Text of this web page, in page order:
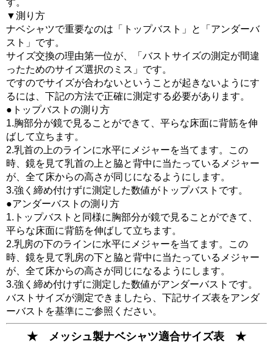
す。
▼測り方
ナベシャツで重要なのは「トップバスト」と「アンダーバ
スト」です。
サイズ交換の理由第一位が、「バストサイズの測定が間違
ったためのサイズ選択のミス」です。
ですのでサイズが合わないということが起きないようにす
るには、下記の方法で正確に測定する必要があります。
●トップバストの測り方
1.胸部分が鏡で見ることができて、平らな床面に背筋を伸
ばして立ちます。
2.乳首の上のラインに水平にメジャーを当てます。この
時、鏡を見て乳首の上と脇と背中に当たっているメジャー
が、全て床からの高さが同じになるようにします。
3.強く締め付けずに測定した数値がトップバストです。
●アンダーバストの測り方
1.トップバストと同様に胸部分が鏡で見ることができて、
平らな床面に背筋を伸ばして立ちます。
2.乳房の下のラインに水平にメジャーを当てます。この
時、鏡を見て乳房の下と脇と背中に当たっているメジャー
が、全て床からの高さが同じになるようにします。
3.強く締め付けずに測定した数値がアンダーバストです。
バストサイズが測定できましたら、下記サイズ表をアンダ
ーバストを基準にご参照ください。
★ メッシュ製ナベシャツ適合サイズ表 ★